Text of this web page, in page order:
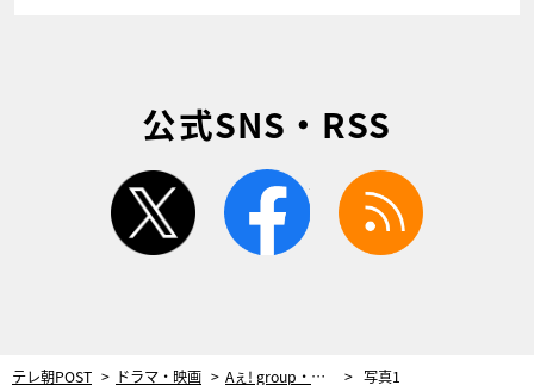
公式SNS・RSS
twitter facebook
テレ朝POST ドラマ・映画 Aぇ! group・正門良規、25歳誕生日を『和田家の男たち』撮影現場でお祝い！相葉雅紀からのプレゼントに感激 写真1